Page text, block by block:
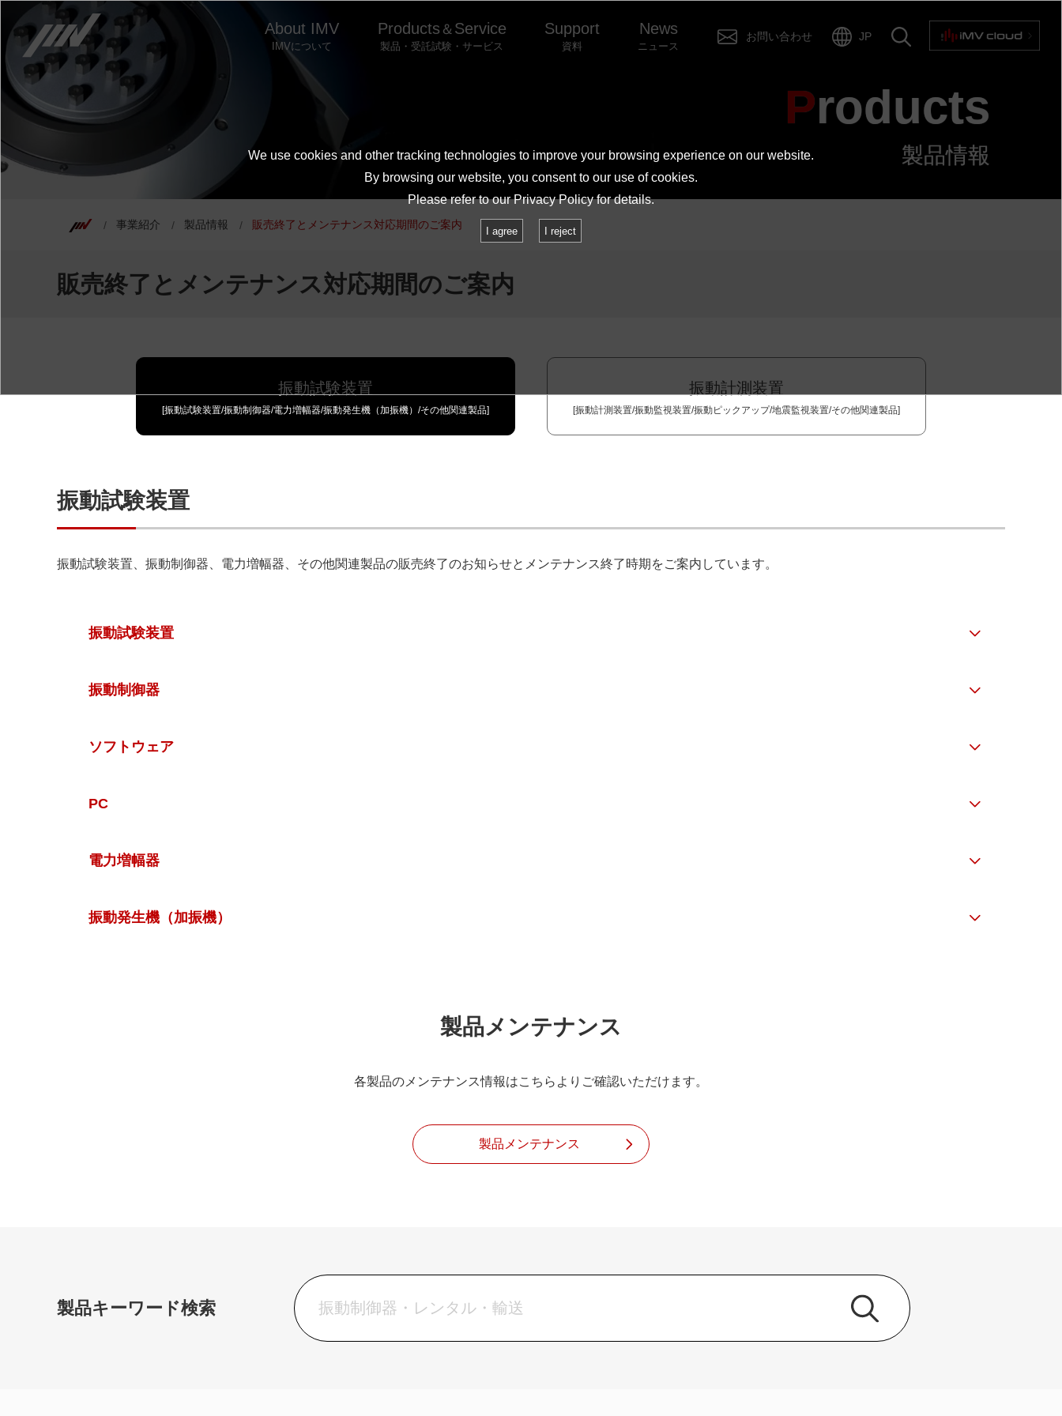
About IMV
IMVについて
Products ＆ Service
製品・受託試験・サービス
Support
資料
News
ニュース
お問い合わせ JP
Products
製品情報
事業紹介 製品情報 販売終了とメンテナンス対応期間のご案内
販売終了とメンテナンス対応期間のご案内
振動試験装置
[振動試験装置/振動制御器/電力増幅器/振動発生機（加振機）/その他関連製品]
振動計測装置
[振動計測装置/振動監視装置/振動ピックアップ/地震監視装置/その他関連製品]
振動試験装置
振動試験装置、振動制御器、電力増幅器、その他関連製品の販売終了のお知らせとメンテナンス終了時期をご案内しています。
振動試験装置
振動制御器
ソフトウェア
PC
電力増幅器
振動発生機（加振機）
製品メンテナンス
各製品のメンテナンス情報はこちらよりご確認いただけます。
製品メンテナンス
製品キーワード検索
We use cookies and other tracking technologies to improve your browsing experience on our website.
By browsing our website, you consent to our use of cookies.
Please refer to ourPrivacy Policy for details.
I agree I reject